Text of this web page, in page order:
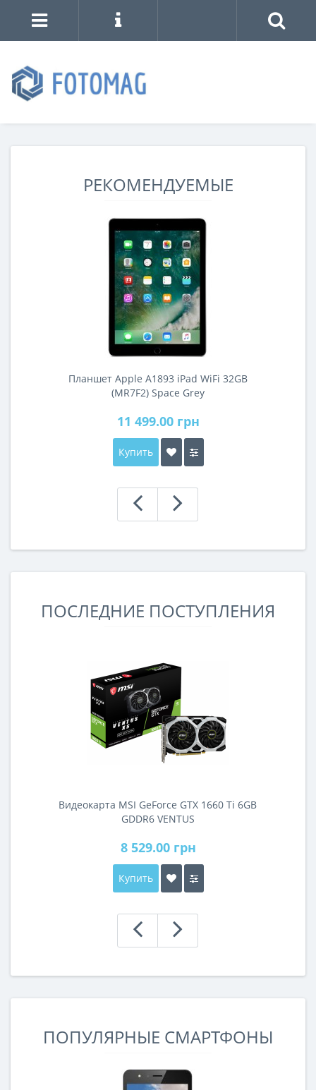
РЕКОМЕНДУЕМЫЕ
Планшет Apple A1893 iPad WiFi 32GB
(MR7F2) Space Grey
11 499.00 грн
Купить
ПОСЛЕДНИЕ ПОСТУПЛЕНИЯ
Видеокарта MSI GeForce GTX 1660 Ti 6GB
GDDR6 VENTUS
8 529.00 грн
Купить
ПОПУЛЯРНЫЕ СМАРТФОНЫ